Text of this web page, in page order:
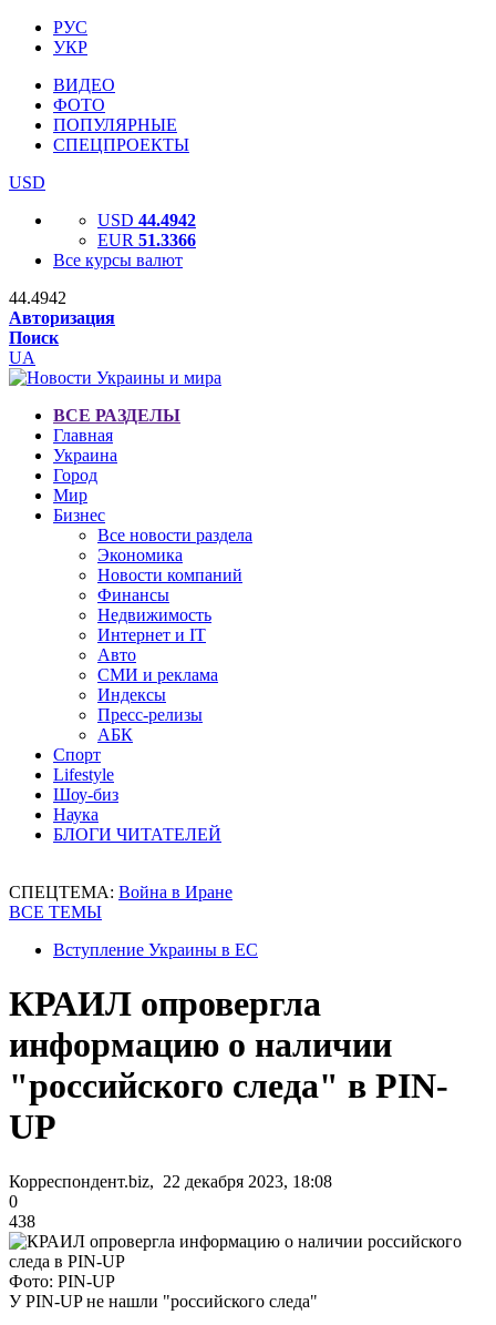
РУС
УКР
ВИДЕО
ФОТО
ПОПУЛЯРНЫЕ
СПЕЦПРОЕКТЫ
USD
USD 44.4942
EUR 51.3366
Все курсы валют
44.4942
Авторизация
Поиск
UA
ВСЕ РАЗДЕЛЫ
Главная
Украина
Город
Мир
Бизнес
Все новости раздела
Экономика
Новости компаний
Финансы
Недвижимость
Интернет и IT
Авто
СМИ и реклама
Индексы
Пресс-релизы
АБК
Спорт
Lifestyle
Шоу-биз
Наука
БЛОГИ ЧИТАТЕЛЕЙ
СПЕЦТЕМА: Война в Иране
ВСЕ ТЕМЫ
Вступление Украины в ЕС
КРАИЛ опровергла
информацию о наличии
"российского следа" в PIN-
UP
Корреспондент.biz, 22 декабря 2023, 18:08
0
438
Фото: PIN-UP
У PIN-UP не нашли "российского следа"